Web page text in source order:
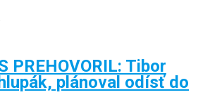
PREHOVORIL: Tibor
plánoval odísť do